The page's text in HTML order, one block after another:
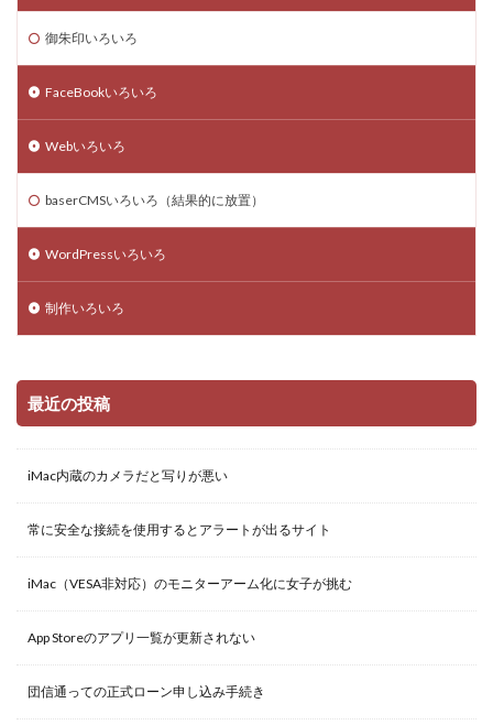
御朱印いろいろ
FaceBookいろいろ
Webいろいろ
baserCMSいろいろ（結果的に放置）
WordPressいろいろ
制作いろいろ
最近の投稿
iMac内蔵のカメラだと写りが悪い
常に安全な接続を使用するとアラートが出るサイト
iMac（VESA非対応）のモニターアーム化に女子が挑む
App Storeのアプリ一覧が更新されない
団信通っての正式ローン申し込み手続き